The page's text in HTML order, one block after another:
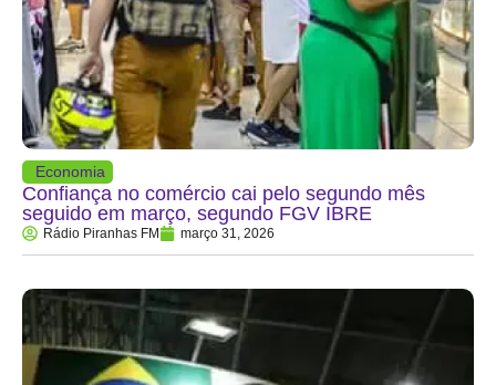
Economia
Confiança no comércio cai pelo segundo mês
seguido em março, segundo FGV IBRE
Rádio Piranhas FM março 31, 2026